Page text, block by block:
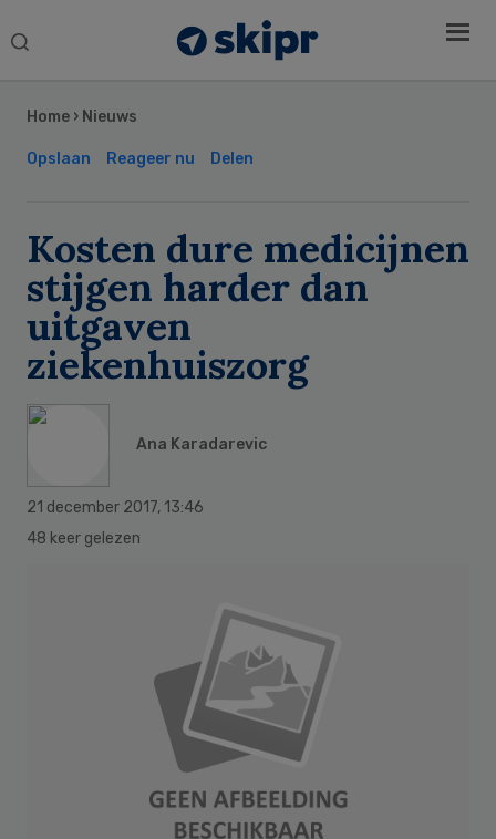
Search
Home › Nieuws
Opslaan Reageer nu Delen
Kosten dure medicijnen
stijgen harder dan
uitgaven
ziekenhuiszorg
Ana Karadarevic
21 december 2017, 13:46
48 keer gelezen
Sidebar